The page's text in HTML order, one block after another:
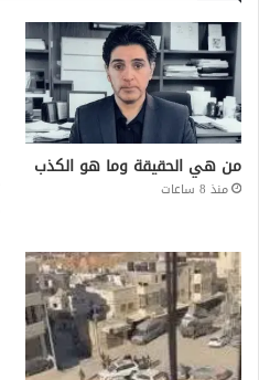
من هي الحقيقة وما هو الكذب
منذ 8 ساعات